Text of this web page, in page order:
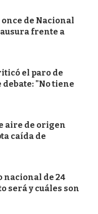
de Nacional
frente a
el paro de
"No tiene
aire de origen
caída de
nacional de 24
será y cuáles son